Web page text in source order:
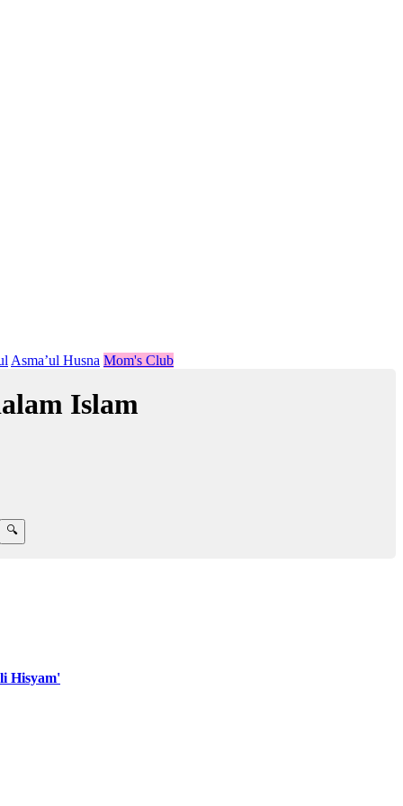
Asma’ul Husna Mom's Club
Islam
Hisyam'